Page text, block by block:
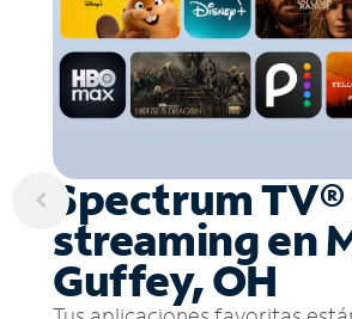
Spectrum
streaming en
Guffey, OH